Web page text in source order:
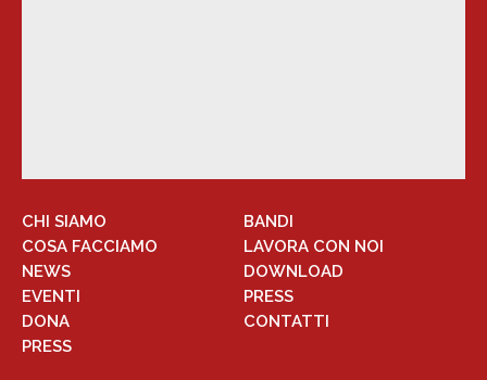
CHI SIAMO
COSA FACCIAMO
NEWS
EVENTI
DONA
PRESS
BANDI
LAVORA CON NOI
DOWNLOAD
PRESS
CONTATTI